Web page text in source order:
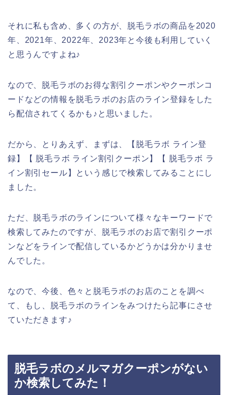
それに私も含め、多くの方が、脱毛ラボの商品を2020
年、2021年、2022年、2023年と今後も利用していく
と思うんですよね♪
なので、脱毛ラボのお得な割引クーポンやクーポンコ
ードなどの情報を脱毛ラボのお店のライン登録をした
ら配信されてくるかも♪と思いました。
だから、とりあえず、まずは、【脱毛ラボ ライン登
録】【 脱毛ラボ ライン割引クーポン】【 脱毛ラボ ラ
イン割引セール】という感じで検索してみることにし
ました。
ただ、脱毛ラボのラインについて様々なキーワードで
検索してみたのですが、脱毛ラボのお店で割引クーポ
ンなどをラインで配信しているかどうかは分かりませ
んでした。
なので、今後、色々と脱毛ラボのお店のことを調べ
て、もし、脱毛ラボのラインをみつけたら記事にさせ
ていただきます♪
脱毛ラボのメルマガクーポンがない
か検索してみた！